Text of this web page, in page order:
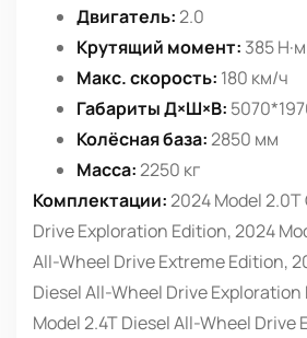
Двигатель:2.0
Крутящий момент: 385 Н·м
Макс. скорость: 180 км/ч
Габариты Д×Ш×В:
Колёсная база:2850 мм
Масса:2250 кг
Комплектации:2024 Model
Drive Exploration Edition, 2024
All-Wheel Drive Extreme Edition,
Diesel All-Wheel Drive
Model 2.4T Diesel All-Wheel Drive